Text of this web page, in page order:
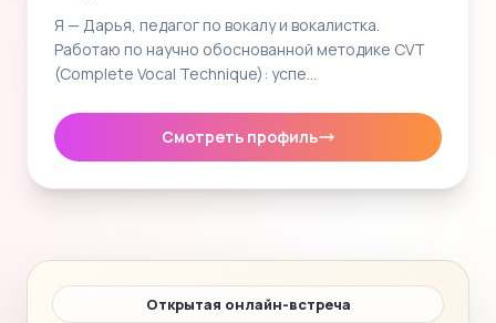
Я — Дарья, педагог по вокалу и вокалистка.
Работаю по научно обоснованной методике CVT
(Complete Vocal Technique): успе…
Смотреть профиль
Открытая онлайн-встреча